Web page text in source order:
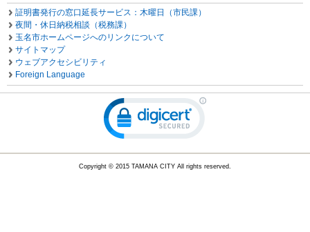
証明書発行の窓口延長サービス：木曜日（市民課）
夜間・休日納税相談（税務課）
玉名市ホームページへのリンクについて
サイトマップ
ウェブアクセシビリティ
Foreign Language
Copyright © 2015 TAMANA CITY All rights reserved.